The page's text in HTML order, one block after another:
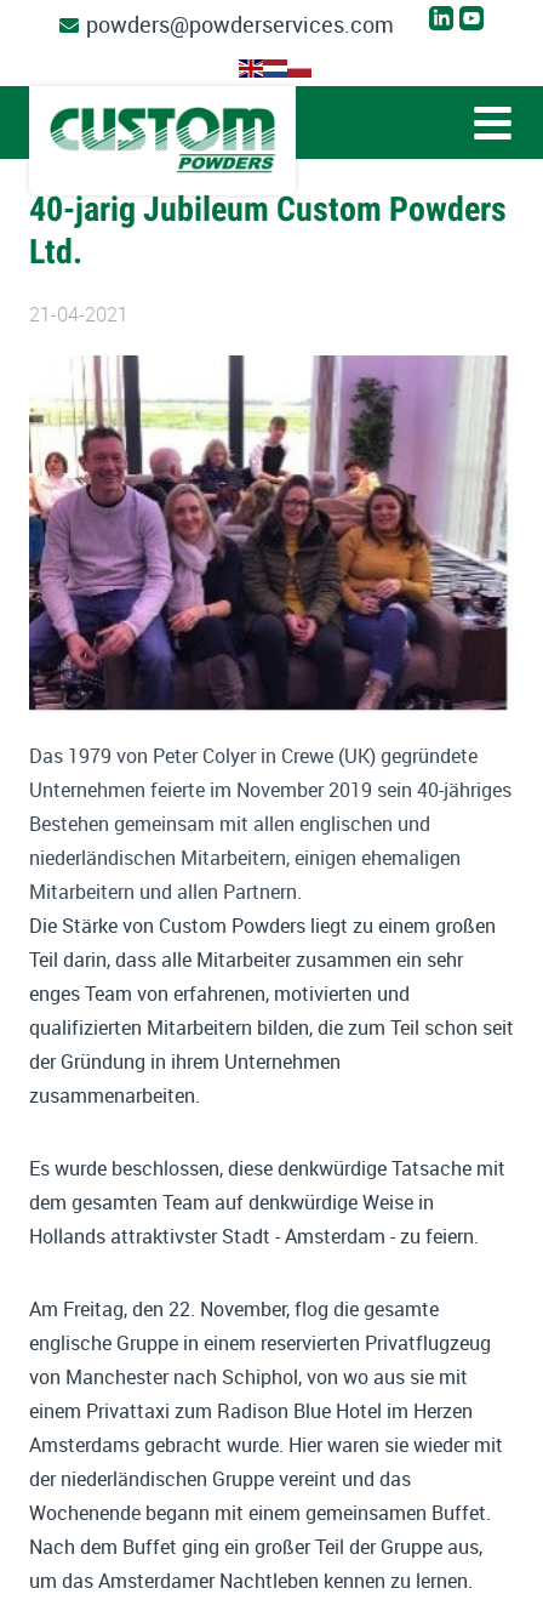
powders@powderservices.com
40-jarig Jubileum Custom Powders
Ltd.
21-04-2021
Das 1979 von Peter Colyer in Crewe (UK) gegründete
Unternehmen feierte im November 2019 sein 40-jähriges
Bestehen gemeinsam mit allen englischen und
niederländischen Mitarbeitern, einigen ehemaligen
Mitarbeitern und allen Partnern.
Die Stärke von Custom Powders liegt zu einem großen
Teil darin, dass alle Mitarbeiter zusammen ein sehr
enges Team von erfahrenen, motivierten und
qualifizierten Mitarbeitern bilden, die zum Teil schon seit
der Gründung in ihrem Unternehmen
zusammenarbeiten.
Es wurde beschlossen, diese denkwürdige Tatsache mit
dem gesamten Team auf denkwürdige Weise in
Hollands attraktivster Stadt - Amsterdam - zu feiern.
Am Freitag, den 22. November, flog die gesamte
englische Gruppe in einem reservierten Privatflugzeug
von Manchester nach Schiphol, von wo aus sie mit
einem Privattaxi zum Radison Blue Hotel im Herzen
Amsterdams gebracht wurde. Hier waren sie wieder mit
der niederländischen Gruppe vereint und das
Wochenende begann mit einem gemeinsamen Buffet.
Nach dem Buffet ging ein großer Teil der Gruppe aus,
um das Amsterdamer Nachtleben kennen zu lernen.